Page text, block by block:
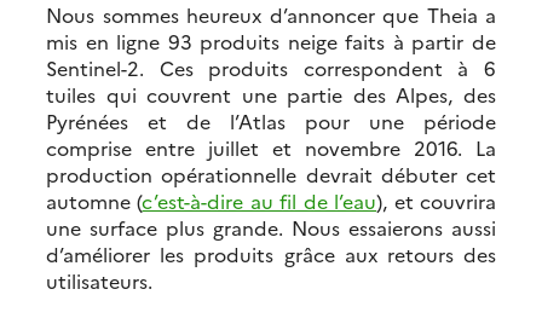
Nous sommes heureux d’annoncer que Theia a
mis en ligne 93 produits neige faits à partir de
Sentinel-2. Ces produits correspondent à 6
tuiles qui couvrent une partie des Alpes, des
Pyrénées et de l’Atlas pour une période
comprise entre juillet et novembre 2016. La
production opérationnelle devrait débuter cet
automne (c’est-à-dire au fil de l’eau), et couvrira
une surface plus grande. Nous essaierons aussi
d’améliorer les produits grâce aux retours des
utilisateurs.